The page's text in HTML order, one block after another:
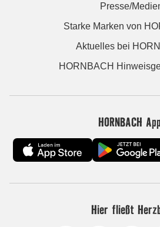
Presse/
Starke Marken von
Aktuelles bei
HORNBACH
HORNBACH
Hier fließt